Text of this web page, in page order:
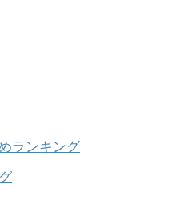
ランキング